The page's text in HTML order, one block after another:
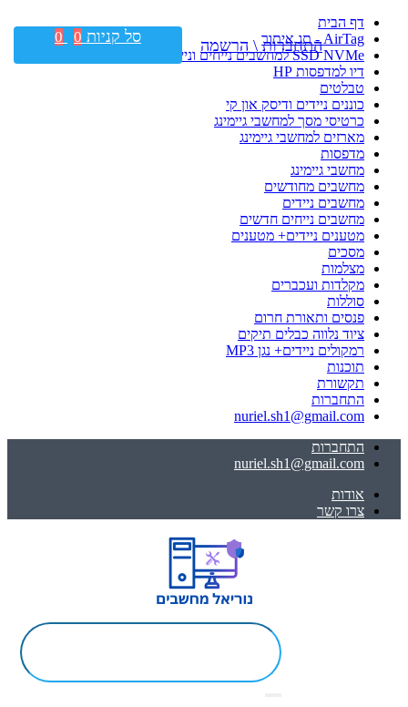
דף הבית
AirTag - תג איתור
SSD NVMe למחשבים נייחים וניידים
דיו למדפסות HP
טבלטים
כוננים ניידים ודיסק און קי
כרטיסי מסך למחשבי גיימינג
מארזים למחשבי גיימינג
מדפסות
מחשבי גיימינג
מחשבים מחודשים
מחשבים ניידים
מחשבים נייחים חדשים
מטענים ניידים+ מטענים
מסכים
מצלמות
מקלדות ועכברים
סוללות
פנסים ותאורת חרום
ציוד נלווה כבלים תיקים
רמקולים ניידים+ נגן MP3
תוכנות
תקשורת
התחברות
nuriel.sh1@gmail.com
התחברות
nuriel.sh1@gmail.com
אודות
צרו קשר
התחברות \ הרשמה סל קניות 0
0